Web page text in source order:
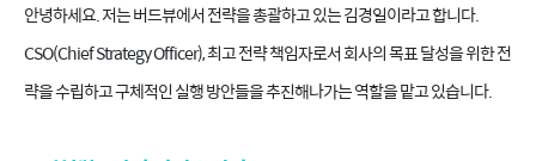
안녕하세요. 저는 버드뷰에서 전략을 총괄하고 있는 김경일이라고 합니다.
CSO(Chief Strategy Officer), 최고 전략 책임자로서 회사의 목표 달성을 위한 전
략을 수립하고 구체적인 실행 방안들을 추진해나가는 역할을 맡고 있습니다.